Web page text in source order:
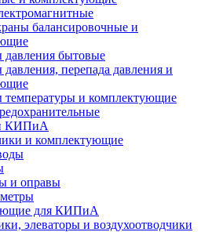
балансировочные и
давления бытовые
давления, перепада давления и
температуры и комплектующие
КИПиА
и комплектующие
и оправы
для КИПиА
элеваторы и воздухоотводчики